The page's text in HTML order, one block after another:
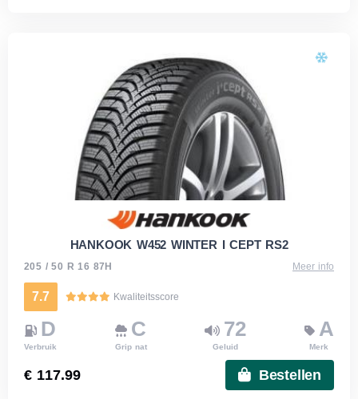
HANKOOK W452 WINTER I CEPT RS2
205 / 50 R 16 87H Meer info
7.7 Kwaliteitsscore
D
Verbruik
C
Grip nat
72
Geluid
A
Merk
€ 117.99 Bestellen